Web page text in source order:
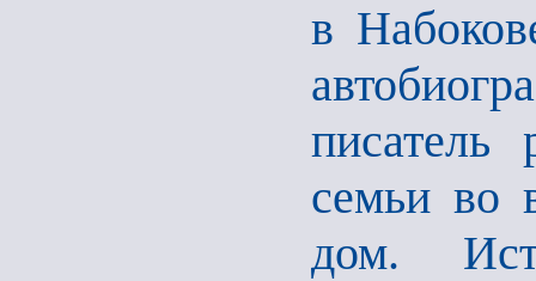
в
писатель
семьи во
дом.